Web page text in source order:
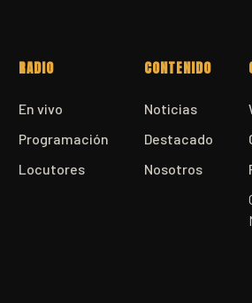
RADIO
En vivo
Programación
Locutores
CONTENIDO
Noticias
Destacado
Nosotros